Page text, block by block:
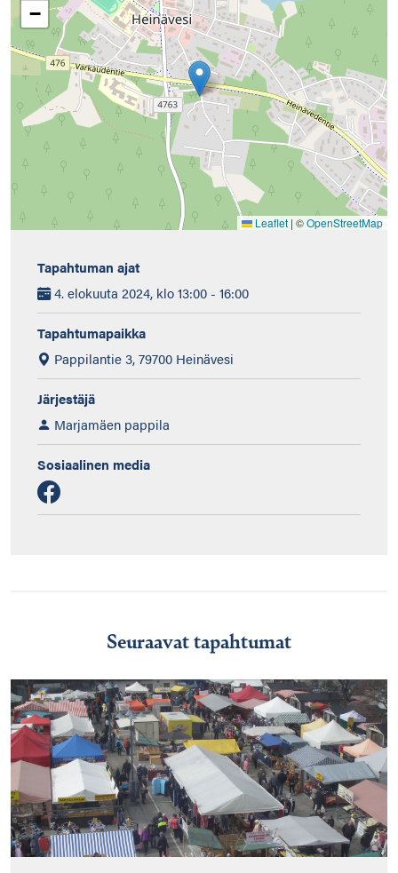
−
Leaflet | ©OpenStreetMap
Tapahtuman ajat
4. elokuuta 2024, klo 13:00 - 16:00
Tapahtumapaikka
Pappilantie 3, 79700 Heinävesi
Järjestäjä
Marjamäen pappila
Sosiaalinen media
Seuraavat tapahtumat